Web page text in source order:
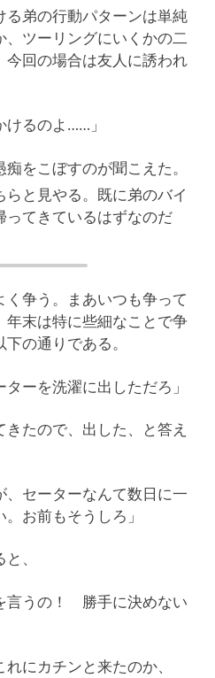
る弟の行動パターンは単純
ツーリングにいくかの二
回の場合は友人に誘われ
けるのよ……」
をこぼすのが聞こえた。
と見やる。既に弟のバイ
ってきているはずなのだ
争う。まあいつも争って
年末は特に些細なことで争
の通りである。
ターを洗濯に出しただろ」
たので、出した、と答え
、セーターなんて数日に一
お前もそうしろ」
、
言うの！ 勝手に決めない
にカチンと来たのか、